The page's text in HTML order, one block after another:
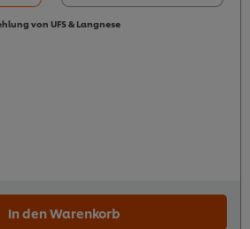
von UFS & Langnese
In den Warenkorb